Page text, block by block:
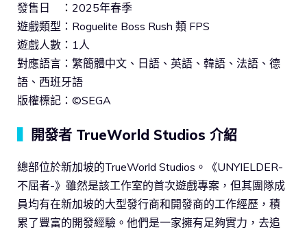
發售日 ：2025年春季
遊戲類型：Roguelite Boss Rush 類 FPS
遊戲人數：1人
對應語言：繁簡體中文、日語、英語、韓語、法語、德
語、西班牙語
版權標記：©SEGA
開發者 TrueWorld Studios 介紹
總部位於新加坡的TrueWorld Studios。《UNYIELDER-
不屈者-》雖然是該工作室的首次遊戲專案，但其團隊成
員均有在新加坡的大型發行商和開發商的工作經歷，積
累了豐富的開發經驗。他們是一家擁有足夠實力，去追